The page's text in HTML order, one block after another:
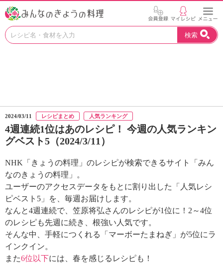
お
つ
け
。
H
K
エ
デ
ュ
ケ
シ
検索
2024/03/11 レシピまとめ 人気ランキング
4週連続1位はあのレシピ！ 今週の人気ランキン
グベスト5（2024/3/11）
NHK「きょうの料理」のレシピが検索できるサイト「みん
なのきょうの料理」。
ユーザーのアクセスデータをもとに割り出した「人気レシ
ピベスト5」を、毎週お届けします。
なんと4週連続で、笠原将弘さんのレシピが1位に！2～4位
のレシピも先週に続き、根強い人気です。
そんな中、手軽につくれる「マーボーたまねぎ」が5位にラ
インクイン。
また6位以下には、春を感じるレシピも！